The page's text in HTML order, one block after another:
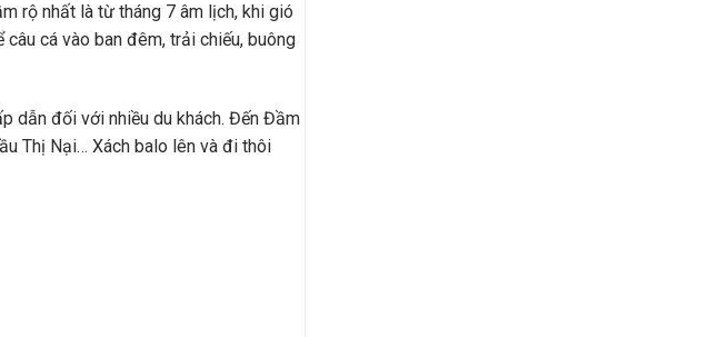
rộ nhất là từ tháng 7 âm lịch, khi gió
cá vào ban đêm, trải chiếu, buông
dẫn đối với nhiều du khách. Đến Đầm
Thị Nại… Xách balo lên và đi thôi